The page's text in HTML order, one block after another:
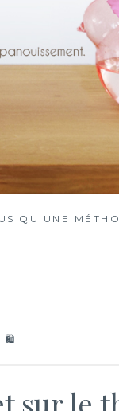
QU'UNE
🛍
sur le